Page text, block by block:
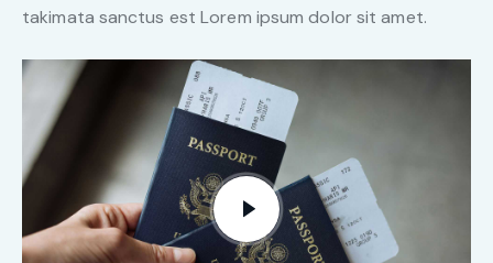
takimata sanctus est Lorem ipsum dolor sit amet.